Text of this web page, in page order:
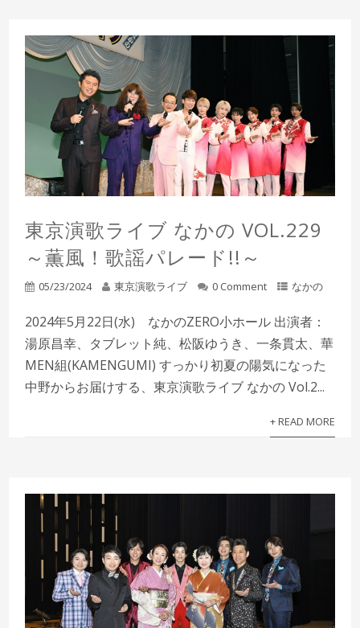
東京演歌ライブ なかの VOL.229
～薫風！歌謡パレード!!～
05/23/2024 東京演歌ライブ 0 Comment なかの
2024年5月22日(水) なかのZERO小ホール 出演者：
湯原昌幸、タブレット純、松阪ゆうき、一条貫太、華
MEN組(KAMENGUMI) すっかり初夏の陽気になった
中野からお届けする、東京演歌ライブ なかの Vol.2...
+ READ MORE